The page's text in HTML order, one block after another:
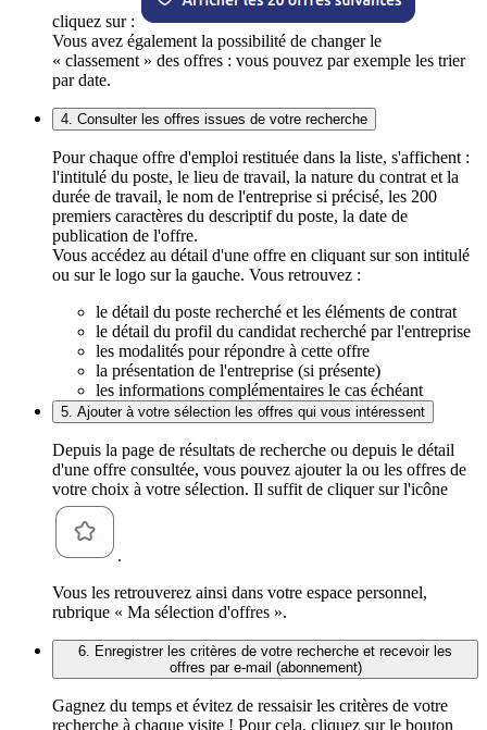
cliquez sur :
Vous avez également la possibilité de changer le
« classement » des offres : vous pouvez par exemple les trier
par date.
4. Consulter les offres issues de votre recherche
Pour chaque offre d'emploi restituée dans la liste, s'affichent :
l'intitulé du poste, le lieu de travail, la nature du contrat et la
durée de travail, le nom de l'entreprise si précisé, les 200
premiers caractères du descriptif du poste, la date de
publication de l'offre.
Vous accédez au détail d'une offre en cliquant sur son intitulé
ou sur le logo sur la gauche. Vous retrouvez :
le détail du poste recherché et les éléments de contrat
le détail du profil du candidat recherché par l'entreprise
les modalités pour répondre à cette offre
la présentation de l'entreprise (si présente)
les informations complémentaires le cas échéant
5. Ajouter à votre sélection les offres qui vous intéressent
Depuis la page de résultats de recherche ou depuis le détail
d'une offre consultée, vous pouvez ajouter la ou les offres de
votre choix à votre sélection. Il suffit de cliquer sur l'icône
.
Vous les retrouverez ainsi dans votre espace personnel,
rubrique « Ma sélection d'offres ».
6. Enregistrer les critères de votre recherche et recevoir les
offres par e-mail (abonnement)
Gagnez du temps et évitez de ressaisir les critères de votre
recherche à chaque visite ! Pour cela, cliquez sur le bouton